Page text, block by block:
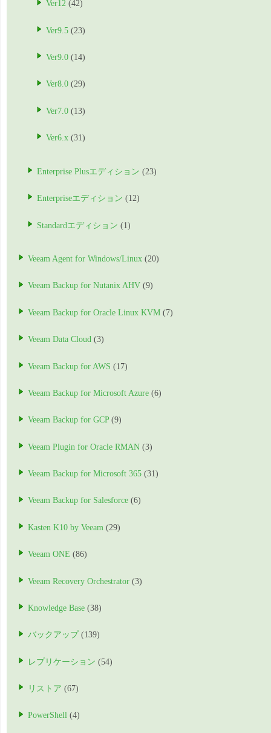
Ver12 (42)
Ver9.5 (23)
Ver9.0 (14)
Ver8.0 (29)
Ver7.0 (13)
Ver6.x (31)
Enterprise Plusエディション (23)
Enterpriseエディション (12)
Standardエディション (1)
Veeam Agent for Windows/Linux (20)
Veeam Backup for Nutanix AHV (9)
Veeam Backup for Oracle Linux KVM (7)
Veeam Data Cloud (3)
Veeam Backup for AWS (17)
Veeam Backup for Microsoft Azure (6)
Veeam Backup for GCP(9)
Veeam Plugin for Oracle RMAN (3)
Veeam Backup for Microsoft 365 (31)
Veeam Backup for Salesforce (6)
Kasten K10 by Veeam (29)
Veeam ONE (86)
Veeam Recovery Orchestrator (3)
Knowledge Base (38)
バックアップ (139)
レプリケーション (54)
リストア (67)
PowerShell (4)